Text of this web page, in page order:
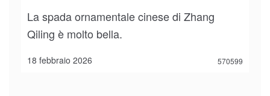
18 febbraio 2026 570599
La spada ornamentale cinese di Zhang
Qiling è molto bella.